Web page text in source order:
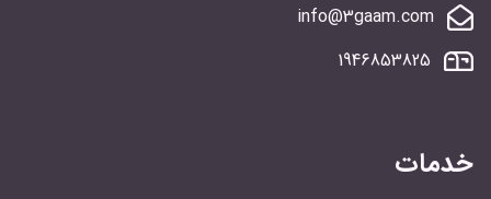
info@3gaam.com
1946853825
خدمات